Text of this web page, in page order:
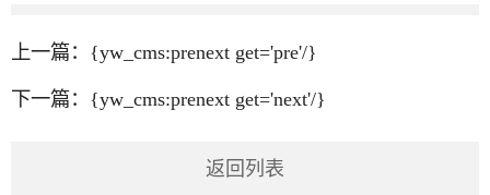
上一篇：{yw_cms:prenext get='pre'/}
下一篇：{yw_cms:prenext get='next'/}
返回列表